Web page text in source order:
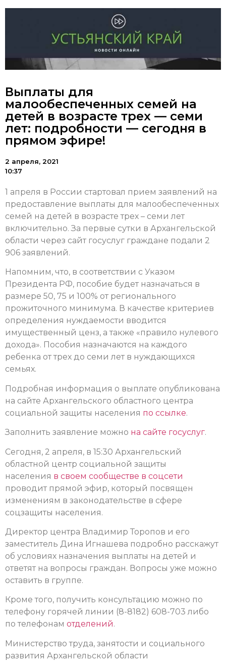
Выплаты для
малообеспеченных семей на
детей в возрасте трех — семи
лет: подробности — сегодня в
прямом эфире!
2 апреля, 2021
10:37
1 апреля в России стартовал прием заявлений на
предоставление выплаты для малообеспеченных
семей на детей в возрасте трех – семи лет
включительно. За первые сутки в Архангельской
области через сайт госуслуг граждане подали 2
906 заявлений.
Напомним, что, в соответствии с Указом
Президента РФ, пособие будет назначаться в
размере 50, 75 и 100% от регионального
прожиточного минимума. В качестве критериев
определения нуждаемости вводится
имущественный ценз, а также «правило нулевого
дохода». Пособия назначаются на каждого
ребенка от трех до семи лет в нуждающихся
семьях.
Подробная информация о выплате опубликована
на сайте Архангельского областного центра
социальной защиты населения по ссылке.
Заполнить заявление можно на сайте госуслуг.
Сегодня, 2 апреля, в 15:30 Архангельский
областной центр социальной защиты
населения в своем сообществе в соцсети
проводит прямой эфир, который посвящен
изменениям в законодательстве в сфере
соцзащиты населения.
Директор центра Владимир Торопов и его
заместитель Дина Игнашева подробно расскажут
об условиях назначения выплаты на детей и
ответят на вопросы граждан. Вопросы уже можно
оставить в группе.
Кроме того, получить консультацию можно по
телефону горячей линии (8-8182) 608-703 либо
по телефонам отделений.
Министерство труда, занятости и социального
развития Архангельской области